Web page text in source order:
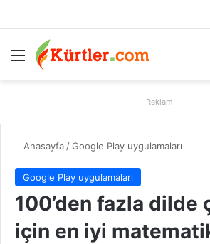
Menü
Reklam
Anasayfa /Google Play uygulamaları
Google Play uygulamaları
100’den fazla dilde
için en iyi